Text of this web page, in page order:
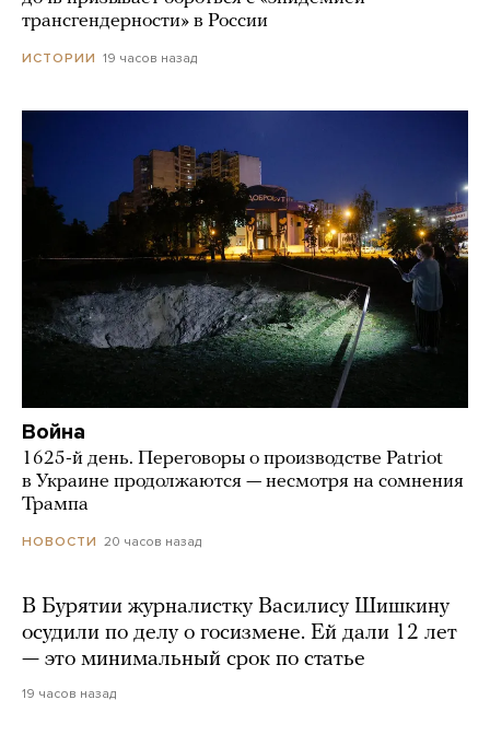
трансгендерности» в России
ИСТОРИИ 19 часов назад
Война
1625-й день. Переговоры о производстве Patriot
в Украине продолжаются — несмотря на сомнения
Трампа
НОВОСТИ 20 часов назад
В Бурятии журналистку Василису Шишкину
осудили по делу о госизмене. Ей дали 12 лет
— это минимальный срок по статье
19 часов назад